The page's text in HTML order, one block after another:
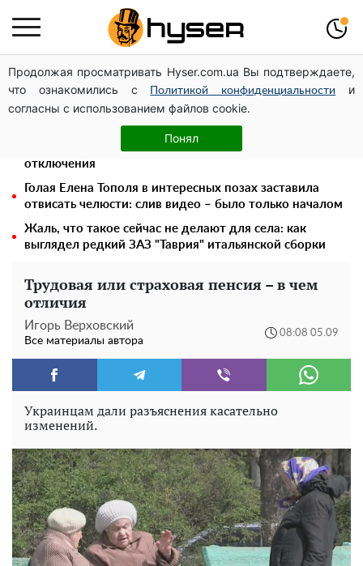
Продолжая просматривать Hyser.com.ua Вы подтверждаете,
что ознакомились с
Политикой конфиденциальности
и
согласны с использованием файлов cookie.
Понял
Украинская авиатранспортная ассоциация обратилась
в Минфин с призывом унифицировать
налогообложение авиализинга
Месяц без света, лютый холод и коммунальные
платежи на тысячи гривен: народ "ломают" в
отключения
Голая Елена Тополя в интересных позах заставила
отвисать челюсти: слив видео – было только началом
Жаль, что такое сейчас не делают для села: как
выглядел редкий ЗАЗ "Таврия" итальянской сборки
Трудовая или страховая пенсия – в чем
отличия
Игорь Верховский
Все материалы автора
08:08 05.09
Украинцам дали разъяснения касательно
изменений.